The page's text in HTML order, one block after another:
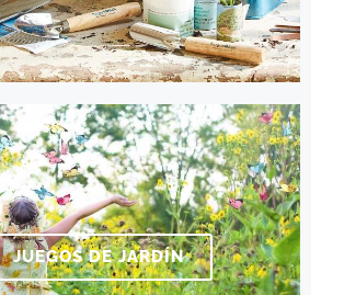
JUEGOS DE JARDÍN